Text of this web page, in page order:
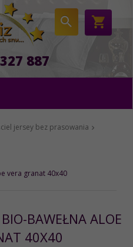
887
jersey bez prasowania
vera granat 40x40
BAWEŁNA ALOE
40X40